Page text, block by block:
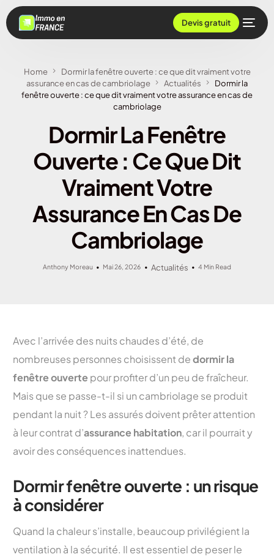
Devis gratuit
Home
Dormir la fenêtre ouverte : ce que dit vraiment votre
assurance en cas de cambriolage
Actualités
Dormir la
fenêtre ouverte : ce que dit vraiment votre assurance en cas de
cambriolage
Dormir La Fenêtre
Ouverte : Ce Que Dit
Vraiment Votre
Assurance En Cas De
Cambriolage
Anthony Moreau Mai 26, 2026 Actualités 4 Min Read
Avec l’arrivée des nuits chaudes d’été, de
nombreuses personnes choisissent dedormir la
fenêtre ouverte pour profiter d’un peu de fraîcheur.
Mais que se passe-t-il si un cambriolage se produit
pendant la nuit ? Les assurés doivent prêter attention
à leur contrat d’assurance habitation, car il pourrait y
avoir des conséquences inattendues.
Dormir fenêtre ouverte : un risque
à considérer
Quand la chaleur s’installe, beaucoup privilégient la
ventilation à la sécurité. Il est essentiel de peser le